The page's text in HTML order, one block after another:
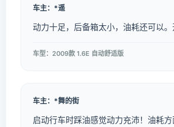
车主：*遥
动力十足，后备箱太小，油耗还可以。
车型：2009款 1.6E 自动舒适版
车主：*舞的街
启动行车时踩油感觉动力充沛！油耗